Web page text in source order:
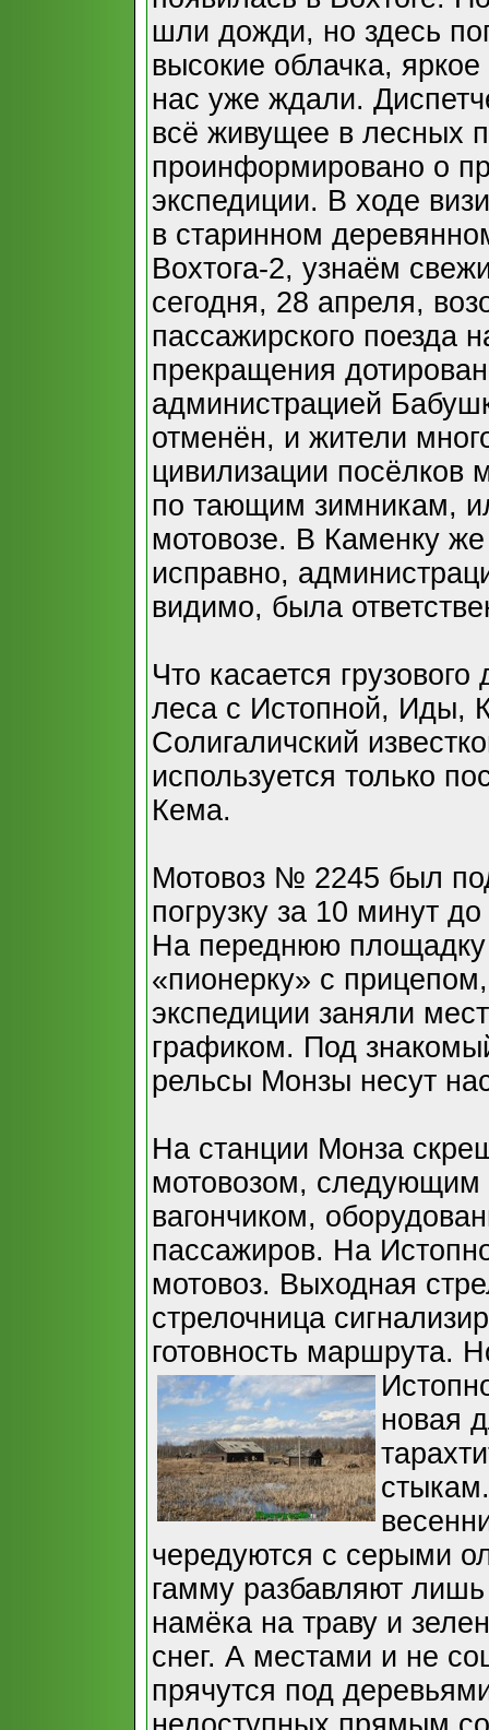
шли дожди, но здесь
высокие облачка,
нас уже ждали.
всё живущее в лесных
проинформировано о
экспедиции. В ходе
в старинном
Вохтога-2, узнаём
сегодня, 28 апреля,
пассажирского поезда
прекращения
администрацией
отменён, и жители
цивилизации посёлков
по тающим зимникам,
мотовозе. В Каменку
исправно,
видимо, была
Что касается
леса с Истопной, Иды,
Солигаличский
используется только
Кема.
Мотовоз № 2245 был
погрузку за 10 минут
На переднюю
«пионерку» с
экспедиции заняли
графиком. Под
рельсы Монзы несут
На станции Монза
мотовозом,
вагончиком,
пассажиров. На
мотовоз. Выходная
стрелочница
готовность маршрута.
новая
чередуются с серыми
гамму разбавляют
намёка на траву и
снег. А местами и не
прячутся под